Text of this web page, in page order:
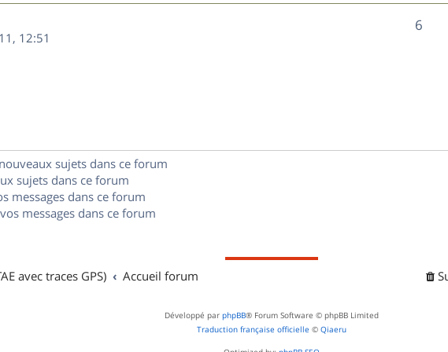
s
é
p
e
12:51
6R
sujets dans ce forum
sujets dans ce forum
messages dans ce forum
messages dans ce forum
avec traces GPS) Accueil forum
Développé par phpBB® Forum Software © phpBB Limited
Traduction française officielle © Qiaeru